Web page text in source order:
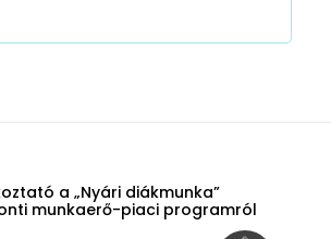
a „Nyári diákmunka”
munkaerő-piaci programról